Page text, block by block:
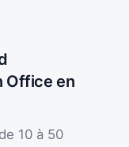
Office en
10 à 50